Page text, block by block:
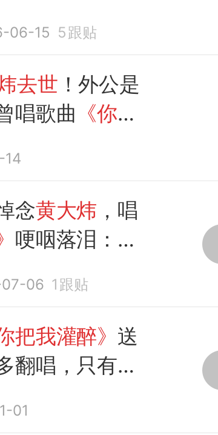
06-15 5 跟贴
去世 ！外公是
唱歌曲 《你把
念黄大炜 ，唱
哽咽落泪：他
06 1 跟贴
把我灌醉》 送
翻唱，只有原
01